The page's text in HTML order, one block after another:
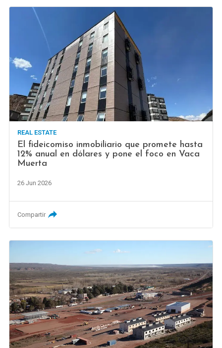
REAL ESTATE
El fideicomiso inmobiliario que promete hasta
12% anual en dólares y pone el foco en Vaca
Muerta
26 Jun 2026
Compartir